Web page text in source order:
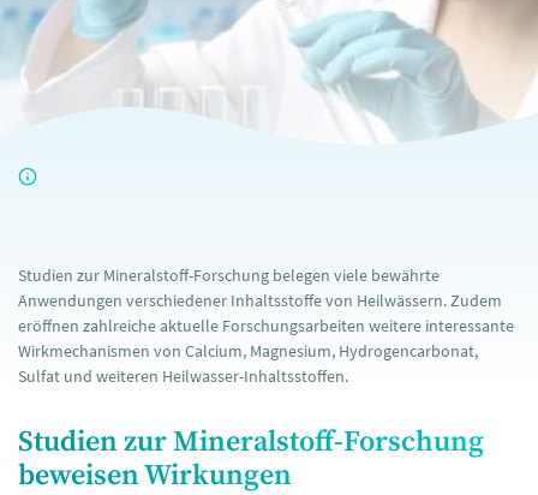
Studien zur Mineralstoff-Forschung belegen viele bewährte
Anwendungen verschiedener Inhaltsstoffe von Heilwässern. Zudem
eröffnen zahlreiche aktuelle Forschungsarbeiten weitere interessante
Wirkmechanismen von Calcium, Magnesium, Hydrogencarbonat,
Sulfat und weiteren Heilwasser-Inhaltsstoffen.
Studien zur Mineralstoff-Forschung
beweisen Wirkungen